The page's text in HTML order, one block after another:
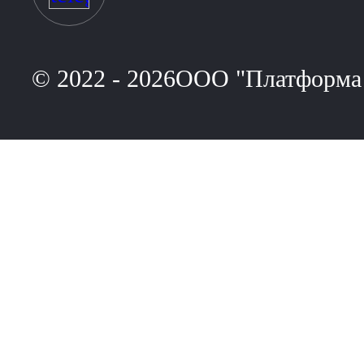
© 2022 - 2026ООО "Платформа